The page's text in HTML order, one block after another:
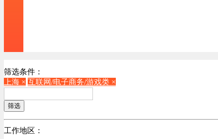
筛选条件：
上海 × 互联网/电子商务/游戏类 ×
筛选
工作地区：